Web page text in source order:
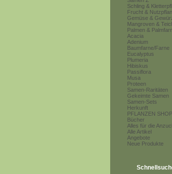
Schling &
Frucht &
Gemüse &
Mangroven &
Palmen &
Acacia
Adenium
Baumfarne/Farne
Eucalyptus
Plumeria
Hibiskus
Passiflora
Musa
Proteen
Samen-Raritäten
Gekeimte Samen
Samen-Sets
Herkunft
PFLANZEN SHOP
Bücher
Alles für die
Alle Artikel
Angebote
Neue Produkte